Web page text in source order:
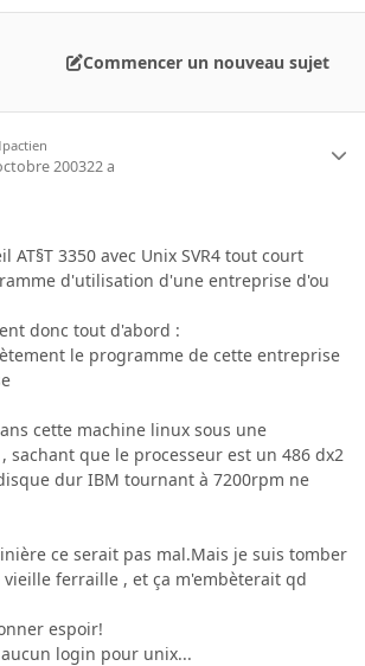
Commencer un nouveau sujet
200322 a
AT§T 3350 avec Unix SVR4 tout court
d'utilisation d'une entreprise d'ou
donc tout d'abord :
le programme de cette entreprise
cette machine linux sous une
sachant que le processeur est un 486 dx2
dur IBM tournant à 7200rpm ne
ce serait pas mal.Mais je suis tomber
ferraille , et ça m'embèterait qd
espoir!
login pour unix...